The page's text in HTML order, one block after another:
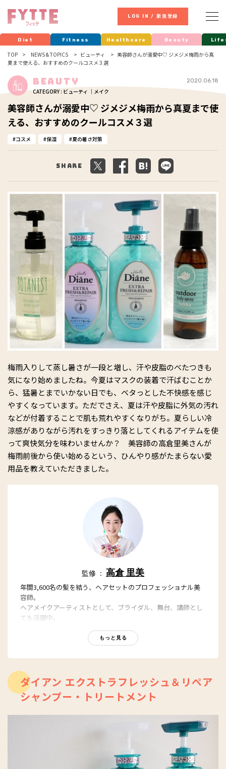
LOG IN / 新規登録
Diet Fitness Healthcare Beauty
TOP NEWS & TOPICS ビューティ
美容師さんが溺愛中♡ ジメジメ梅雨から真
夏まで使える、おすすめのクールコスメ３選
Beauty
CATEGORY : ビューティ ｜メイク
2020.06.18
美容師さんが溺愛中♡ ジメジメ梅雨から真夏まで使
える、おすすめのクールコスメ３選
コスメ 保湿 夏の暑さ対策
Share
梅雨入りして蒸し暑さが一段と増し、汗や皮脂のべたつきも
気になり始めましたね。今夏はマスクの装着で汗ばむことか
ら、猛暑とまでいかない日でも、ベタっとした不快感を感じ
やすくなっています。ただでさえ、夏は汗や皮脂に外気の汚れ
などが付着することで肌も荒れやすくなりがち。夏らしい冷
涼感がありながら汚れをすっきり落としてくれるアイテムを使
って爽快気分を味わいませんか？ 美容師の高倉里美さんが
梅雨前後から使い始めるという、ひんやり感がたまらない愛
用品を教えていただきました。
監修 ： 高倉 里美
年間3,600名の髪を結う、ヘアセットのプロフェッショナル美
容師。
ヘアメイクアーティストとして、ブライダル、舞台、講師とし
ても活躍中。
https://www.takakura-art-planning.com/
もっと見る
ダイアン エクストラフレッシュ＆リペア
シャンプー・トリートメント